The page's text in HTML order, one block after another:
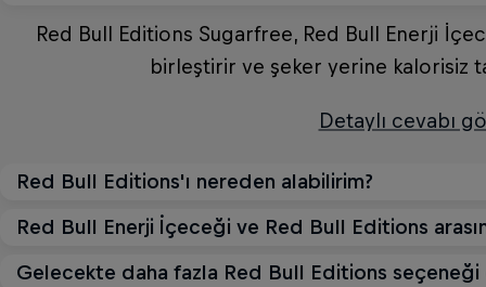
Red Bull Editions Sugarfree, Red Bull Enerji
birleştirir ve şeker yerine kalorisiz
Detaylı cevabı
Red Bull Editions'ı nereden alabilirim?
Red Bull Editions tıpkı Red Bull Enerji
restoranlardan ve e-ticaret siteleri gibi
Red Bull Enerji İçeceği ve Red Bull Editions
Red Bull’un tüm enerji içeceği çeşitleri aynı
Gelecekte daha fazla Red Bull Editions seçeneği